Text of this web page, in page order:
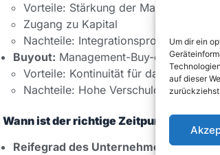
Um dir ein
auf dieser
Vorteile: Stärkung der Marktposition,
Zugang zu Kapital
Nachteile: Integrationsprobleme,
Buyout: Management-Buy-out oder
Vorteile: Kontinuität für das
Nachteile: Hohe Verschuldung,
Wann ist der richtige Zeitpunkt für einen
Reifegrad des Unternehmens:Wann